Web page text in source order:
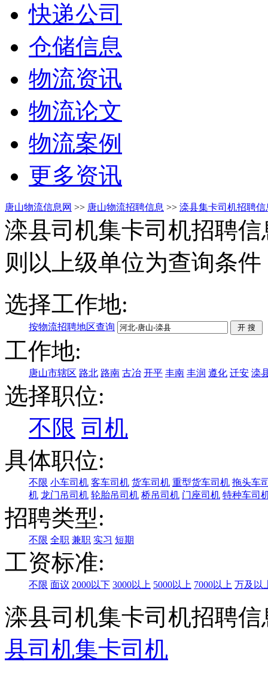
快递公司
仓储信息
物流资讯
物流论文
物流案例
更多资讯
唐山物流信息网 >> 唐山物流招聘信息 >> 滦县集卡司机招聘信
滦县司机集卡司机招聘信
则以上级单位为查询条件
选择工作地:
按物流招聘地区查询
工作地:
唐山市辖区 路北 路南 古冶 开平 丰南 丰润 遵化 迁安 滦
选择职位:
不限 司机
具体职位:
不限 小车司机 客车司机 货车司机 重型货车司机 拖头车
机 龙门吊司机 轮胎吊司机 桥吊司机 门座司机 特种车司
招聘类型:
不限 全职 兼职 实习 短期
工资标准:
不限 面议 2000以下 3000以上 5000以上 7000以上 万及以
滦县司机集卡司机招聘信
县司机集卡司机